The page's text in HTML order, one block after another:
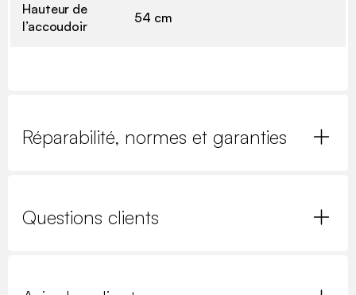
Hauteur de
l’accoudoir
54 cm
Réparabilité, normes et garanties
Questions clients